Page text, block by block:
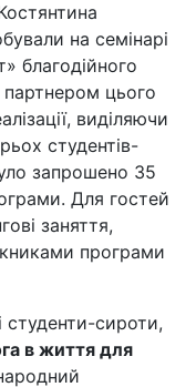
на семінарі
благодійного
цього
виділяючи
студентів-
запрошено 35
Для гостей
заняття,
програми
студенти-сироти,
в життя для